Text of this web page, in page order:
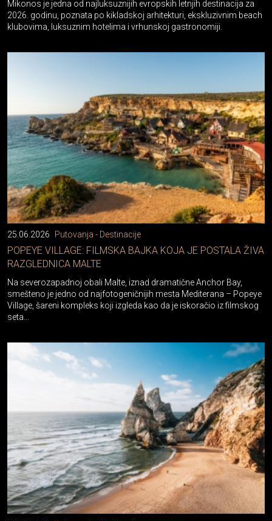
Mikonos je jedna od najluksuznijih evropskih letnjih destinacija za
2026. godinu, poznata po kikladskoj arhitekturi, ekskluzivnim beach
klubovima, luksuznim hotelima i vrhunskoj gastronomiji.
25.06.2026 Putovanja - Destinacije
POPEYE VILLAGE: FILMSKA BAJKA KOJA JE POSTALA ŽIVA
RAZGLEDNICA MALTE
Na severozapadnoj obali Malte, iznad dramatične Anchor Bay,
smešteno je jedno od najfotogeničnijih mesta Mediterana – Popeye
Village, šareni kompleks koji izgleda kao da je iskoračio iz filmskog
seta...